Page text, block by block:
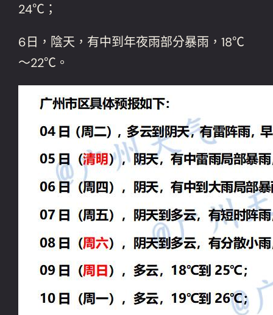
24℃；
6日，陰天，有中到年夜雨部分暴雨，18℃
～22℃。